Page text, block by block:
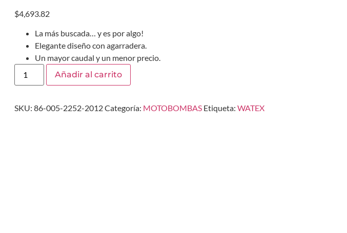
$4,693.82
La más buscada… y es por algo!
Elegante diseño con agarradera.
Un mayor caudal y un menor precio.
Añadir al carrito
SKU: 86-005-2252-2012Categoría: MOTOBOMBAS Etiqueta: WATEX